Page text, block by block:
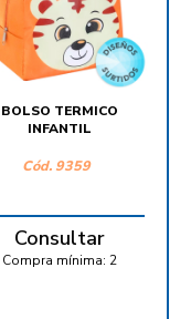
BOLSO TERMICO
INFANTIL
Cód. 9359
Consultar
Compra mínima: 2